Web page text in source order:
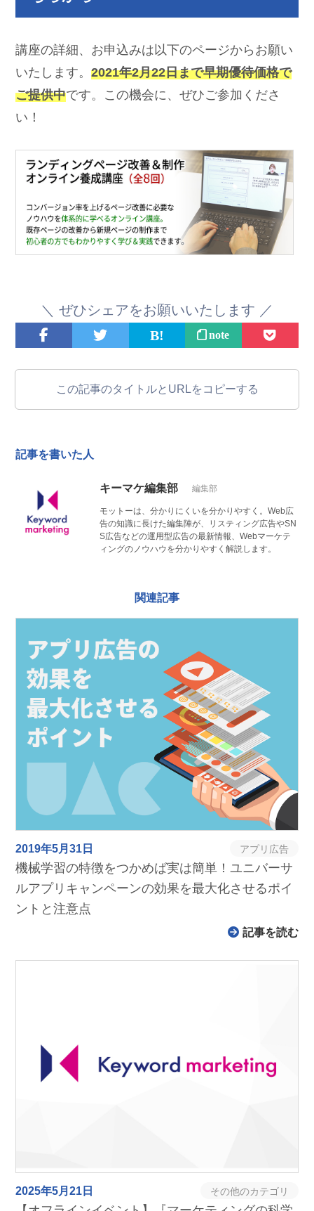
講座の詳細、お申込みは以下のページからお願い
いたします。2021年2月22日まで早期優待価格で
ご提供中です。この機会に、ぜひご参加くださ
い！
＼ ぜひシェアをお願いいたします ／
note
この記事のタイトルとURLをコピーする
記事を書いた人
キーマケ編集部 編集部
モットーは、分かりにくいを分かりやすく。Web広
告の知識に長けた編集陣が、リスティング広告やSN
S広告などの運用型広告の最新情報、Webマーケティ
ングのノウハウを分かりやすく解説します。
関連記事
2019年5月31日 アプリ広告
機械学習の特徴をつかめば実は簡単！ユニバーサ
ルアプリキャンペーンの効果を最大化させるポイ
ントと注意点
記事を読む
2025年5月21日 その他のカテゴリ